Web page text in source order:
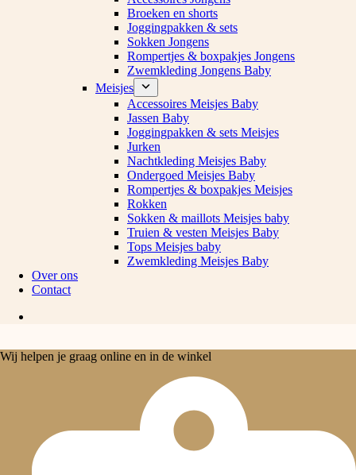
Broeken en shorts
Joggingpakken & sets
Sokken Jongens
Rompertjes & boxpakjes Jongens
Zwemkleding Jongens Baby
Meisjes
Accessoires Meisjes Baby
Jassen Baby
Joggingpakken & sets Meisjes
Jurken
Nachtkleding Meisjes Baby
Ondergoed Meisjes Baby
Rompertjes & boxpakjes Meisjes
Rokken
Sokken & maillots Meisjes baby
Truien & vesten Meisjes Baby
Tops Meisjes baby
Zwemkleding Meisjes Baby
Over ons
Contact
Wij helpen je graag online en in de winkel